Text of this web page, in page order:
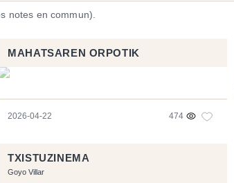
notes en commun).
MAHATSAREN ORPOTIK
2026-04-22 474
TXISTUZINEMA
Goyo Villar